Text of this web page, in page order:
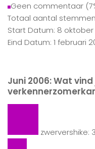
Geen commentaar
Totaal aantal
Start Datum: 8 oktober
Eind Datum: 1 februari
Juni 2006: Wat
zwervershike: